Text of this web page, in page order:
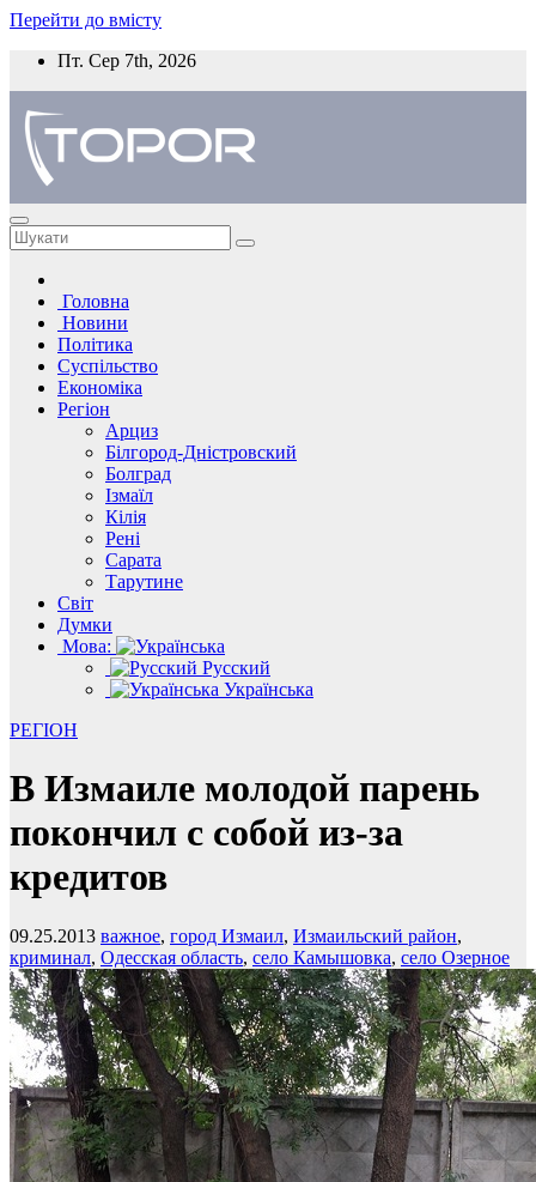
Перейти до вмісту
Пт. Сер 7th, 2026
Головна
Новини
Політика
Суспільство
Економіка
Регіон
Арциз
Білгород-Дністровский
Болград
Ізмаїл
Кілія
Рені
Сарата
Тарутине
Світ
Думки
Мова:
Русский
Українська
РЕГІОН
В Измаиле молодой парень
покончил с собой из-за
кредитов
09.25.2013 важное, город Измаил, Измаильский район,
криминал, Одесская область, село Камышовка, село Озерное